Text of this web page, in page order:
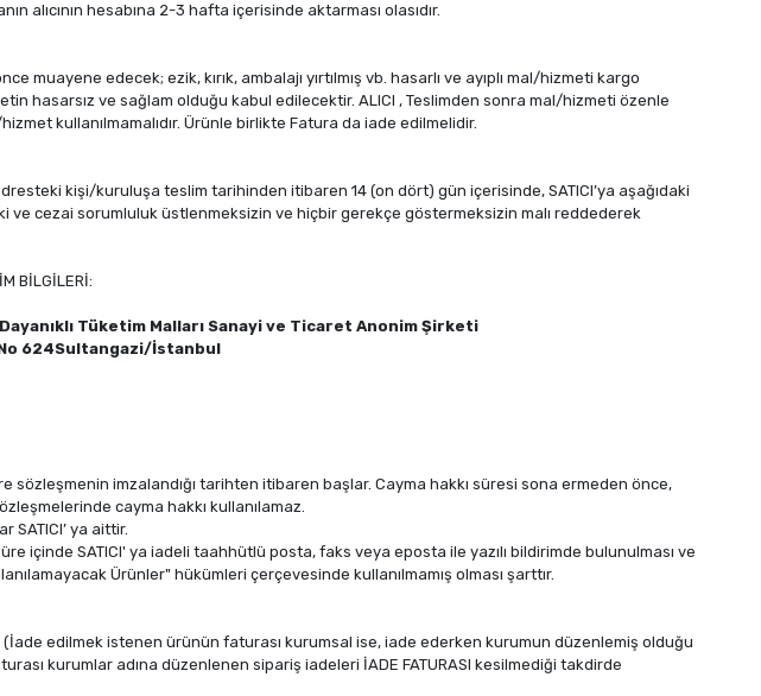
alıcının hesabına 2-3 hafta içerisinde aktarması olasıdır.
muayene edecek; ezik, kırık, ambalajı yırtılmış vb. hasarlı ve ayıplı mal/hizmeti kargo
hasarsız ve sağlam olduğu kabul edilecektir. ALICI , Teslimden sonra mal/hizmeti özenle
kullanılmamalıdır. Ürünle birlikte Fatura da iade edilmelidir.
kişi/kuruluşa teslim tarihinden itibaren 14 (on dört) gün içerisinde, SATICI’ya aşağıdaki
ve cezai sorumluluk üstlenmeksizin ve hiçbir gerekçe göstermeksizin malı reddederek
BİLGİLERİ:
Tüketim Malları Sanayi ve Ticaret Anonim Şirketi
No 624Sultangazi/İstanbul
sözleşmenin imzalandığı tarihten itibaren başlar. Cayma hakkı süresi sona ermeden önce,
cayma hakkı kullanılamaz.
SATICI’ ya aittir.
içinde SATICI' ya iadeli taahhütlü posta, faks veya eposta ile yazılı bildirimde bulunulması ve
Ürünler" hükümleri çerçevesinde kullanılmamış olması şarttır.
(İade edilmek istenen ürünün faturası kurumsal ise, iade ederken kurumun düzenlemiş olduğu
kurumlar adına düzenlenen sipariş iadeleri İADE FATURASI kesilmediği takdirde